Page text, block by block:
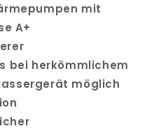
mit
A+
bei herkömmlichem
möglich